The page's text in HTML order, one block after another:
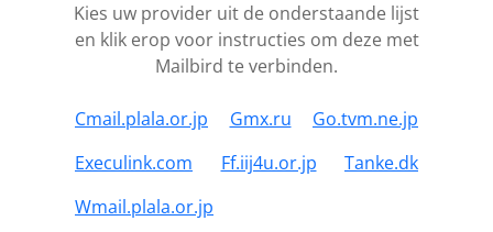
Kies uw provider uit de onderstaande lijst
en klik erop voor instructies om deze met
Mailbird te verbinden.
Cmail.plala.or.jp Gmx.ru
Go.tvm.ne.jp
Execulink.com
Ff.iij4u.or.jp
Tanke.dk
Wmail.plala.or.jp